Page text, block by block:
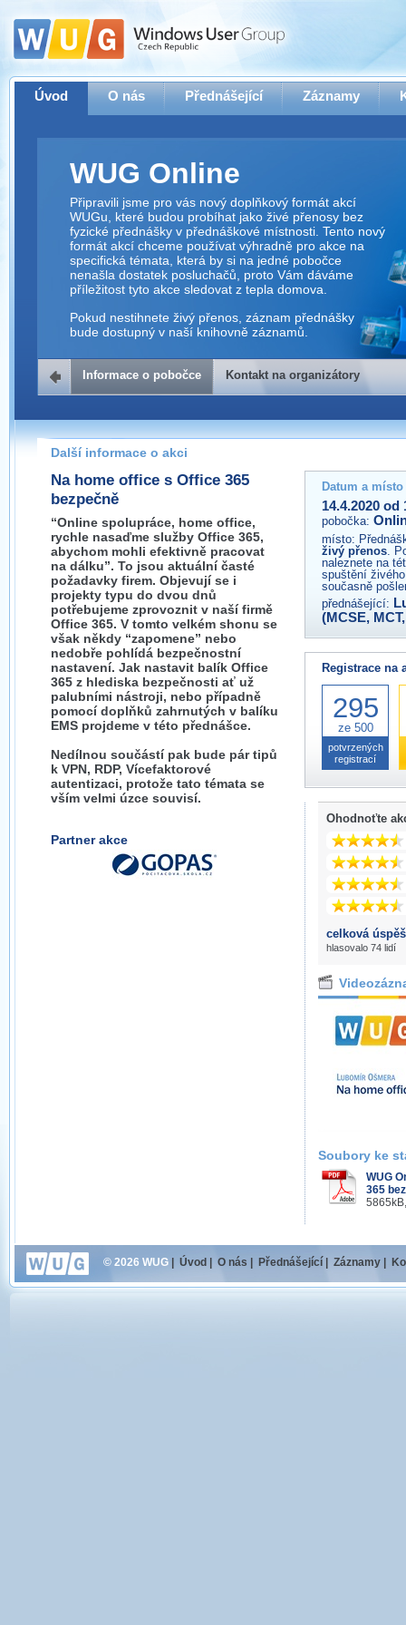
Úvod O nás Přednášející Záznamy
WUG Online
Připravili jsme pro vás nový doplňkový formát akcí
WUGu, které budou probíhat jako živé přenosy bez
fyzické přednášky v přednáškové místnosti. Tento nový
formát akcí chceme používat výhradně pro akce na
specifická témata, která by si na jedné pobočce
nenašla dostatek posluchačů, proto Vám dáváme
příležitost tyto akce sledovat z tepla domova.
Pokud nestihnete živý přenos, záznam přednášky
bude dostupný v naší knihovně záznamů.
Kontakt na organizátory
Pokud máte jakýkoliv dotaz na organizátory této akce,
prosím neváhejte nás kontaktovat na e-mailu:
Informace o pobočce Kontakt na organizátory
Další informace o akci
Na home office s Office 365
bezpečně
“Online spolupráce, home office,
rychle nasaďme služby Office 365,
abychom mohli efektivně pracovat
na dálku”. To jsou aktuální časté
požadavky firem. Objevují se i
projekty typu do dvou dnů
potřebujeme zprovoznit v naší firmě
Office 365. V tomto velkém shonu se
však někdy “zapomene” nebo
nedobře pohlídá bezpečnostní
nastavení. Jak nastavit balík Office
365 z hlediska bezpečnosti ať už
palubními nástroji, nebo případně
pomocí doplňků zahrnutých v balíku
EMS projdeme v této přednášce.
Nedílnou součástí pak bude pár tipů
k VPN, RDP, Vícefaktorové
autentizaci, protože tato témata se
vším velmi úzce souvisí.
Partner akce
Datum a
14.4.2020 od
pobočka:
místo:
živý přenos.
naleznete na
spuštění
současně
přednášející:
(MCSE,
Registrace na
295
ze 500
potvrzených
registrací
Ohodnoťte
celková
hlasovalo 74 lidí
Soubory ke
WUG
365
© 2026 WUG Úvod O nás Přednášející Záznamy